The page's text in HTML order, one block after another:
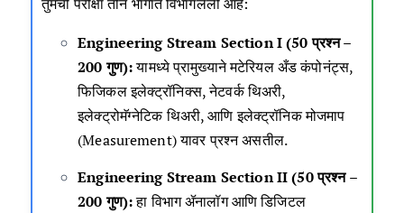
Engineering Stream Section I (50 प्रश्न –
200 गुण):यामध्ये प्रामुख्याने मटेरियल अँड कंपोनंट्स,
फिजिकल इलेक्ट्रॉनिक्स, नेटवर्क थिअरी,
इलेक्ट्रोमॅग्नेटिक थिअरी, आणि इलेक्ट्रॉनिक मोजमाप
(Measurement) यावर प्रश्न असतील.
Engineering Stream Section II (50 प्रश्न –
200 गुण):हा विभाग ॲनालॉग आणि डिजिटल